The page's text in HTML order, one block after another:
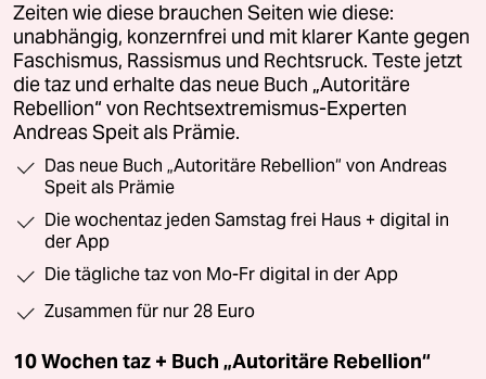
Zeiten wie diese brauchen Seiten wie diese:
unabhängig, konzernfrei und mit klarer Kante gegen
Faschismus, Rassismus und Rechtsruck. Teste jetzt
die taz und erhalte das neue Buch „Autoritäre
Rebellion“ von Rechtsextremismus-Experten
Andreas Speit als Prämie.
Das neue Buch „Autoritäre Rebellion“ von Andreas
Speit als Prämie
Die wochentaz jeden Samstag frei Haus + digital in
der App
Die tägliche taz von Mo-Fr digital in der App
Zusammen für nur 28 Euro
10 Wochen taz + Buch „Autoritäre Rebellion“